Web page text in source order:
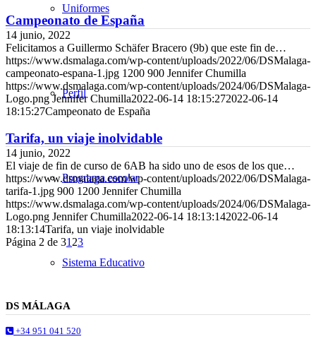
Uniformes
Perfil
Programa escolar
Sistema Educativo
Campeonato de España
14 junio, 2022
Felicitamos a Guillermo Schäfer Bracero (9b) que este fin de…
https://www.dsmalaga.com/wp-content/uploads/2022/06/DSMalaga-
campeonato-espana-1.jpg 1200 900 Jennifer Chumilla
https://www.dsmalaga.com/wp-content/uploads/2024/06/DSMalaga-
Logo.png Jennifer Chumilla2022-06-14 18:15:272022-06-14
18:15:27Campeonato de España
Tarifa, un viaje inolvidable
14 junio, 2022
El viaje de fin de curso de 6AB ha sido uno de esos de los que…
https://www.dsmalaga.com/wp-content/uploads/2022/06/DSMalaga-
tarifa-1.jpg 900 1200 Jennifer Chumilla
https://www.dsmalaga.com/wp-content/uploads/2024/06/DSMalaga-
Logo.png Jennifer Chumilla2022-06-14 18:13:142022-06-14
18:13:14Tarifa, un viaje inolvidable
Página 2 de 31 23
DS MÁLAGA
+34 951 041 520